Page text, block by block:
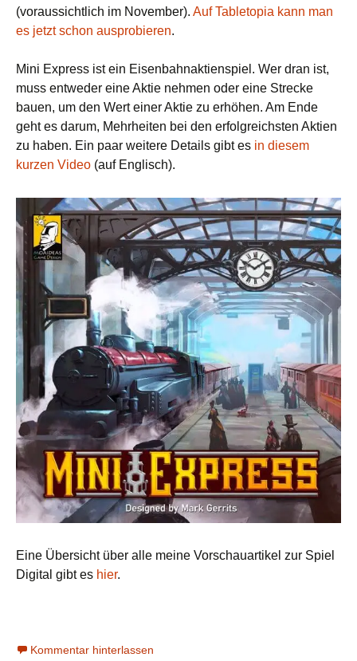
(voraussichtlich im November). Auf Tabletopia kann man
es jetzt schon ausprobieren.
Mini Express ist ein Eisenbahnaktienspiel. Wer dran ist,
muss entweder eine Aktie nehmen oder eine Strecke
bauen, um den Wert einer Aktie zu erhöhen. Am Ende
geht es darum, Mehrheiten bei den erfolgreichsten Aktien
zu haben. Ein paar weitere Details gibt es in diesem
kurzen Video (auf Englisch).
Eine Übersicht über alle meine Vorschauartikel zur Spiel
Digital gibt es hier.
Kommentar hinterlassen